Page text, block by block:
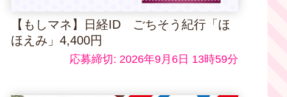
【もしマネ】日経ID ごちそう紀行「ほ
ほえみ」4,400円
応募締切: 2026年9月6日 13時59分